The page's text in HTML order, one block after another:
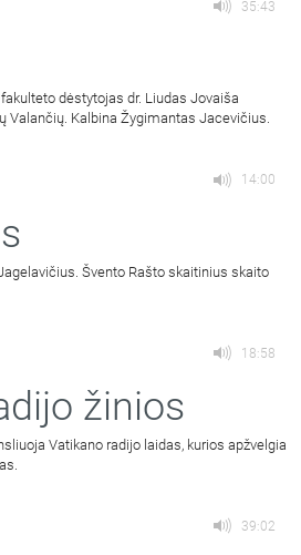
35:43
dėstytojas dr. Liudas Jovaiša
Valančių. Kalbina Žygimantas Jacevičius.
14:00
Švento Rašto skaitinius skaito
18:58
žinios
Vatikano radijo laidas, kurios apžvelgia
39:02